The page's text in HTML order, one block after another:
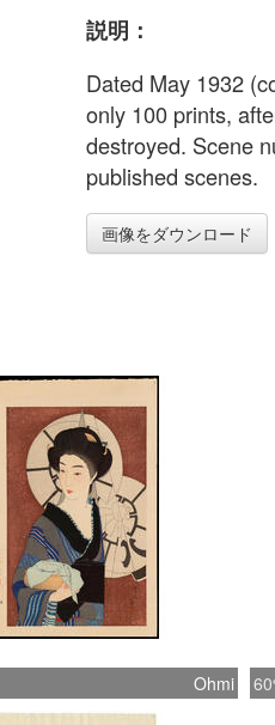
説明：
Dated May 1932
only 100 prints,
destroyed. Scene
published scenes.
画像をダウンロード
Ohmi